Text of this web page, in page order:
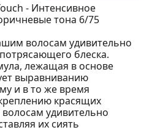
- Интенсивное
тона 6/75
волосам удивительно
блеска.
лежащая в основе
выравниванию
и в то же время
красящих
удивительно
их сиять